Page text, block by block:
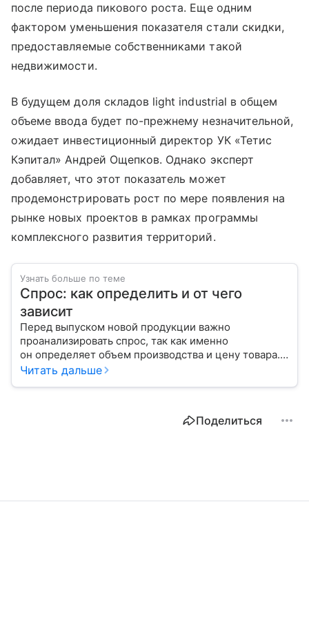
после периода пикового роста. Еще одним
фактором уменьшения показателя стали скидки,
предоставляемые собственниками такой
недвижимости.
В будущем доля складов light industrial в общем
объеме ввода будет по-прежнему незначительной,
ожидает инвестиционный директор УК «Тетис
Кэпитал» Андрей Ощепков. Однако эксперт
добавляет, что этот показатель может
продемонстрировать рост по мере появления на
рынке новых проектов в рамках программы
комплексного развития территорий.
Узнать больше по теме
Спрос: как определить и от чего
зависит
Перед выпуском новой продукции важно
проанализировать спрос, так как именно
он определяет объем производства и цену товара.
С помощью эксперта расскажем, как рассчитать
Читать дальше
Поделиться